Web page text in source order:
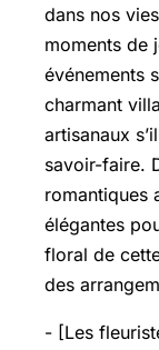
dans nos
moments de
événements
charmant
artisanaux
savoir-faire.
romantiques
élégantes
floral de
des
- [Les